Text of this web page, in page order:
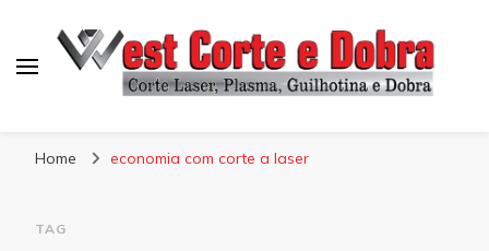
Home economia com corte a laser
TAG